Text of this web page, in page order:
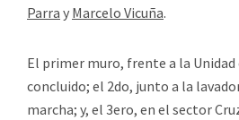
Parra y Marcelo Vicuña.
El primer muro, frente a la Unidad
concluido; el 2do, junto a la
marcha; y, el 3ero, en el sector